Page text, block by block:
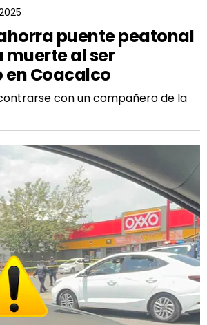
puente peatonal
muerte al ser
Coacalco
con un compañero de la